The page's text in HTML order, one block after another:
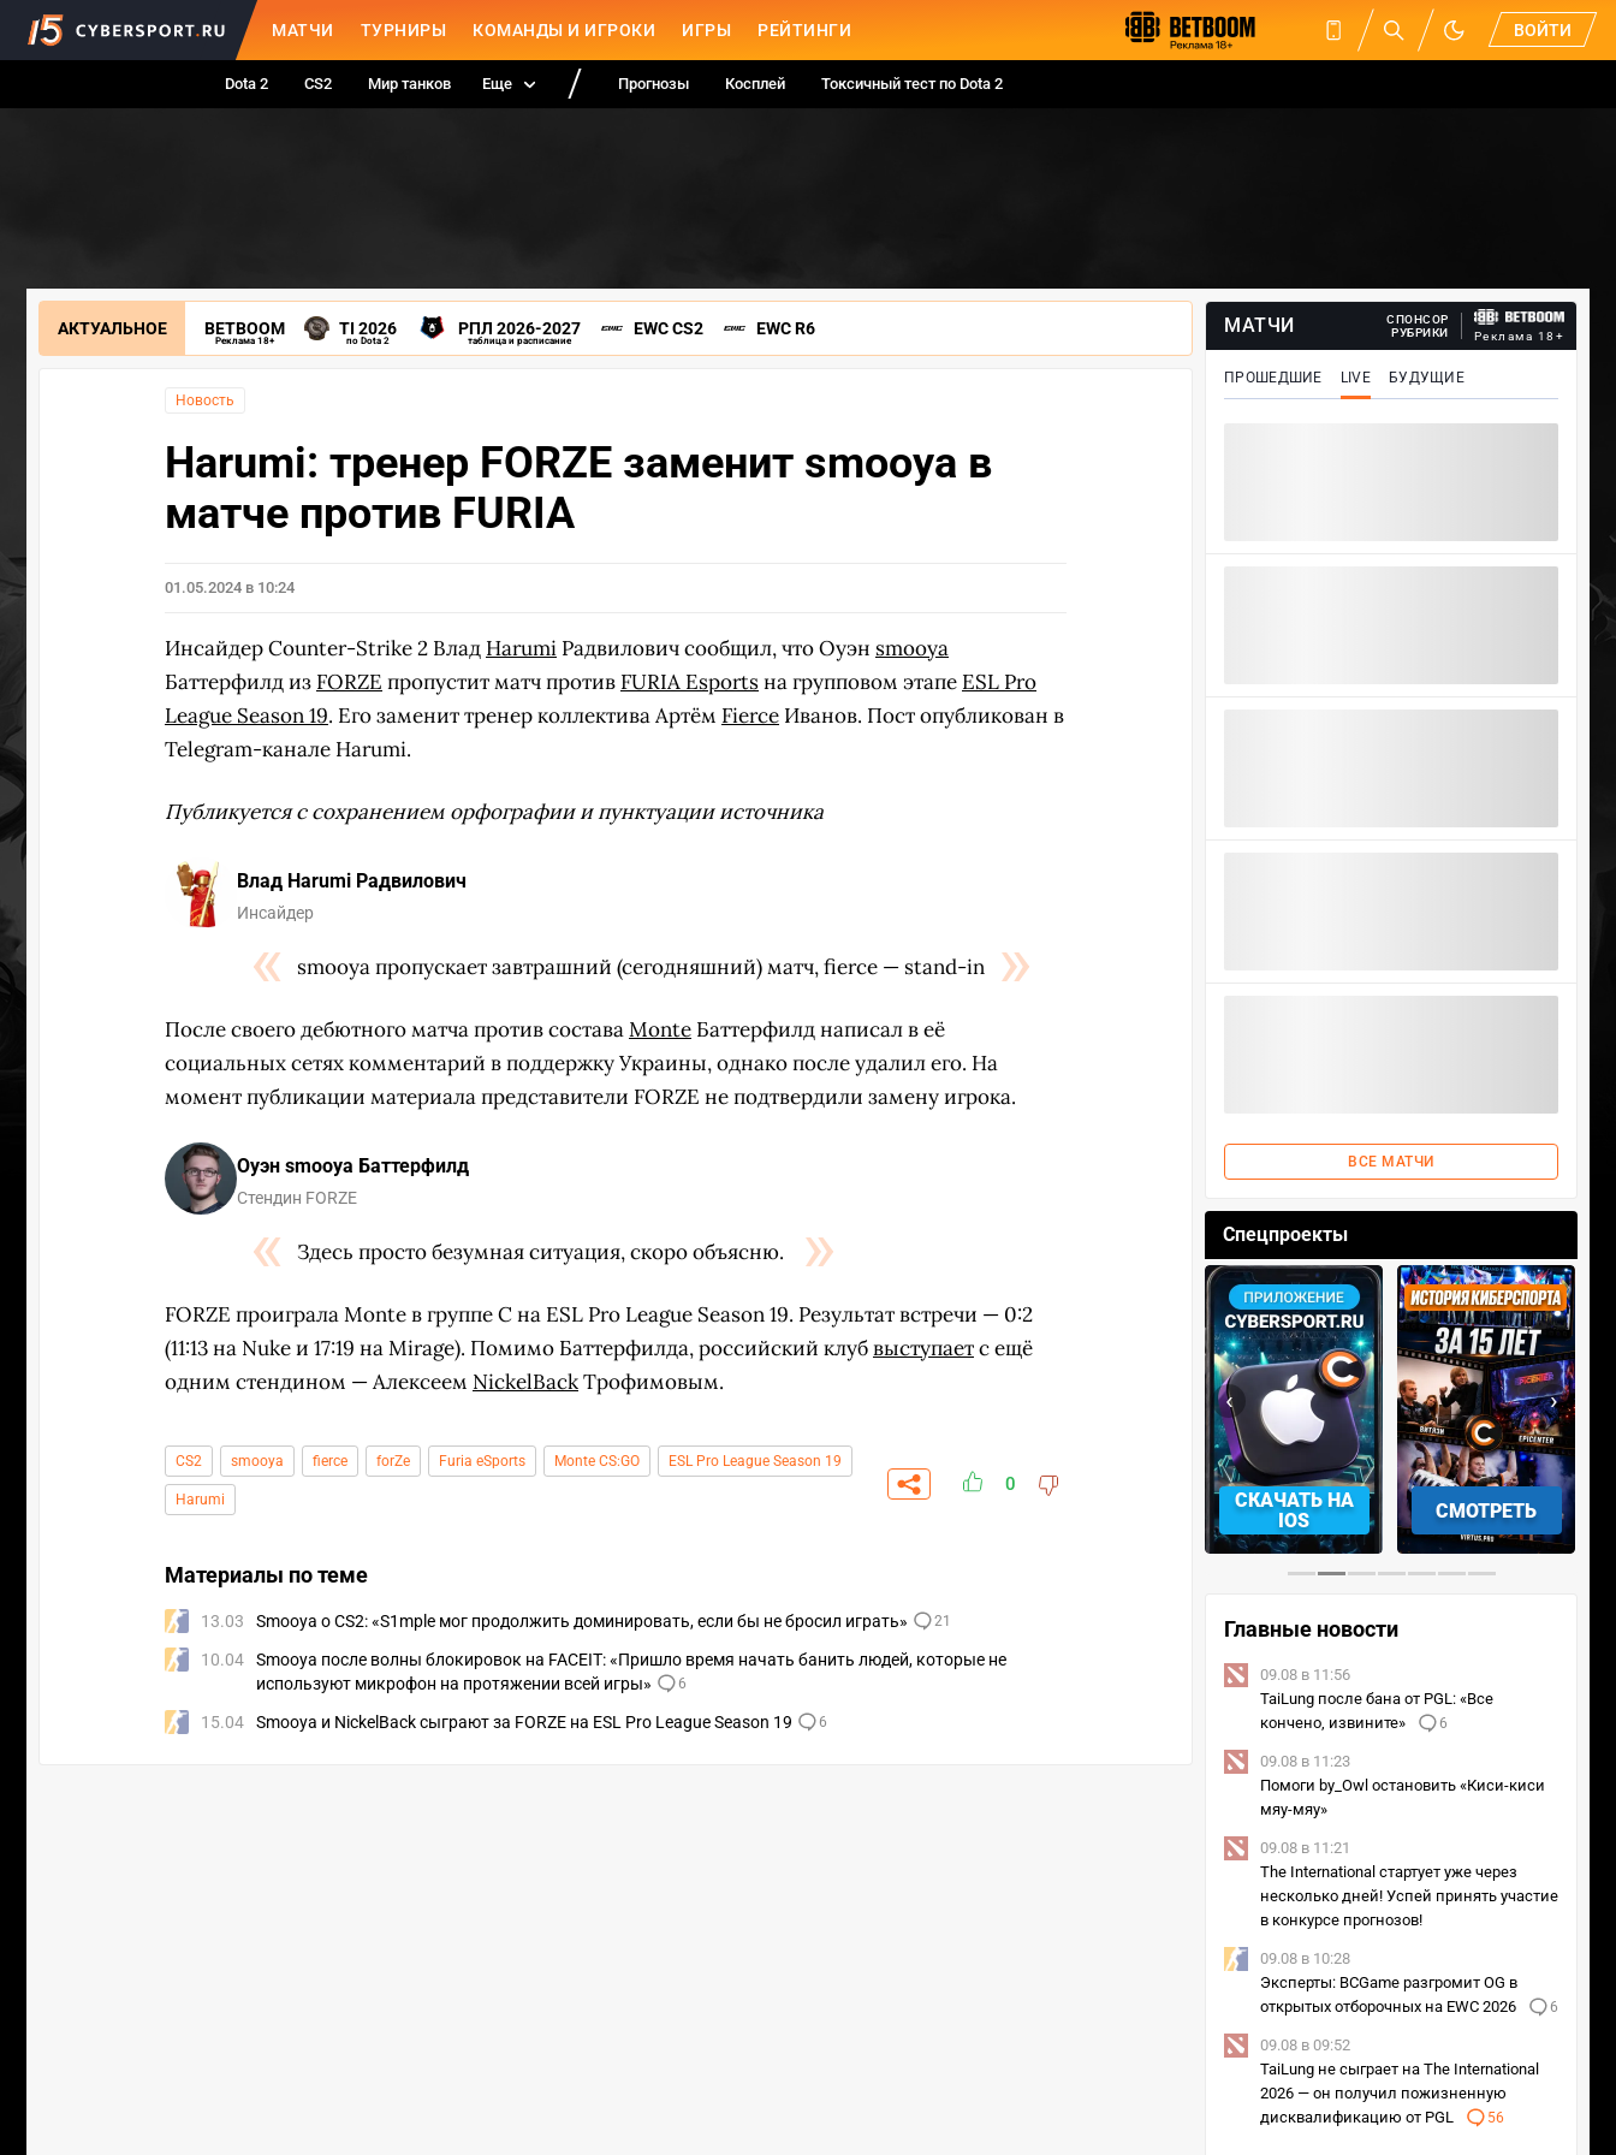
МАТЧИ ТУРНИРЫ КОМАНДЫ И ИГРОКИ ИГРЫ РЕЙТИНГИ ВОЙТИ
Dota 2 CS2 Мир танков Еще Прогнозы Косплей Токсичный тест по Dota 2
АКТУАЛЬНОЕ BETBOOM
Реклама 18+
TI 2026
по Dota 2
РПЛ 2026-2027
таблица и расписание
EWC CS2 EWC R6
Новость
Harumi: тренер FORZE заменит smooya в
матче против FURIA
01.05.2024 в 10:24
Инсайдер Counter-Strike 2 Влад Harumi Радвилович сообщил, что Оуэн smooya
Баттерфилд из FORZE пропустит матч против FURIA Esportsна групповом этапе ESL Pro
League Season 19. Его заменит тренер коллектива Артём Fierce Иванов. Пост опубликован в
Telegram-канале Harumi.
Публикуется с сохранением орфографии и пунктуации источника
Влад Harumi Радвилович
Инсайдер
smooya пропускает завтрашний (сегодняшний) матч, fierce — stand-in
После своего дебютного матча против составаMonte Баттерфилд написал в её
социальных сетях комментарий в поддержку Украины, однако после удалил его. На
момент публикации материала представители FORZE не подтвердили замену игрока.
Оуэн smooya Баттерфилд
Стендин FORZE
Здесь просто безумная ситуация, скоро объясню.
FORZE проиграла Monte в группе С на ESL Pro League Season 19. Результат встречи — 0:2
(11:13 на Nuke и 17:19 на Mirage). Помимо Баттерфилда, российский клубвыступаетс ещё
одним стендином — Алексеем NickelBackТрофимовым.
CS2 smooya fierce forZe Furia eSports Monte CS:GO ESL Pro League Season 19
Harumi
0
Материалы по теме
13.03 Smooya о CS2: «S1mple мог продолжить доминировать, если бы не бросил играть» 21
10.04
Smooya после волны блокировок на FACEIT: «Пришло время начать банить людей, которые не
используют микрофон на протяжении всей игры»
6
15.04 Smooya и NickelBack сыграют за FORZE на ESL Pro League Season 19 6
МАТЧИ
СПОНСОР
РУБРИКИ
Реклама 18+
ПРОШЕДШИЕ LIVE БУДУЩИЕ
ВСЕ МАТЧИ
Спецпроекты
СКАЧАТЬ НА
СКАЧАТЬ НА
IOS
СМОТРЕТЬ
‹ ›
Главные новости
09.08 в 11:56
TaiLung после бана от PGL: «Все
кончено, извините»
6
09.08 в 11:23
Помоги by_Owl остановить «Киси-киси
мяу-мяу»
09.08 в 11:21
The International стартует уже через
несколько дней! Успей принять участие
в конкурсе прогнозов!
09.08 в 10:28
Эксперты: BCGame разгромит OG в
открытых отборочных на EWC 2026
6
09.08 в 09:52
TaiLung не сыграет на The International
2026 — он получил пожизненную
дисквалификацию от PGL
56